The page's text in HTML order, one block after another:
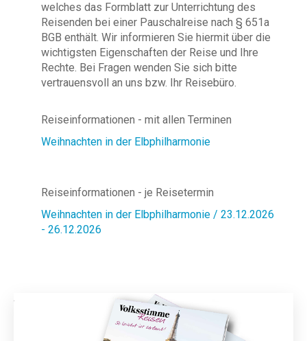
welches das Formblatt zur Unterrichtung des
Reisenden bei einer Pauschalreise nach § 651a
BGB enthält. Wir informieren Sie hiermit über die
wichtigsten Eigenschaften der Reise und Ihre
Rechte. Bei Fragen wenden Sie sich bitte
vertrauensvoll an uns bzw. Ihr Reisebüro.
Reiseinformationen - mit allen Terminen
Weihnachten in der Elbphilharmonie
Reiseinformationen - je Reisetermin
Weihnachten in der Elbphilharmonie / 23.12.2026
- 26.12.2026